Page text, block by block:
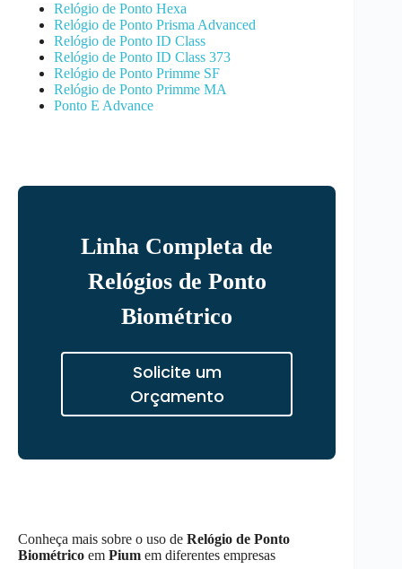
Relógio de Ponto Hexa
Relógio de Ponto Prisma Advanced
Relógio de Ponto ID Class
Relógio de Ponto ID Class 373
Relógio de Ponto Primme SF
Relógio de Ponto Primme MA
Ponto E Advance
Linha Completa de
Relógios de Ponto
Biométrico
Solicite um
Orçamento
Conheça mais sobre o uso de Relógio de Ponto
Biométrico em Pium em diferentes empresas